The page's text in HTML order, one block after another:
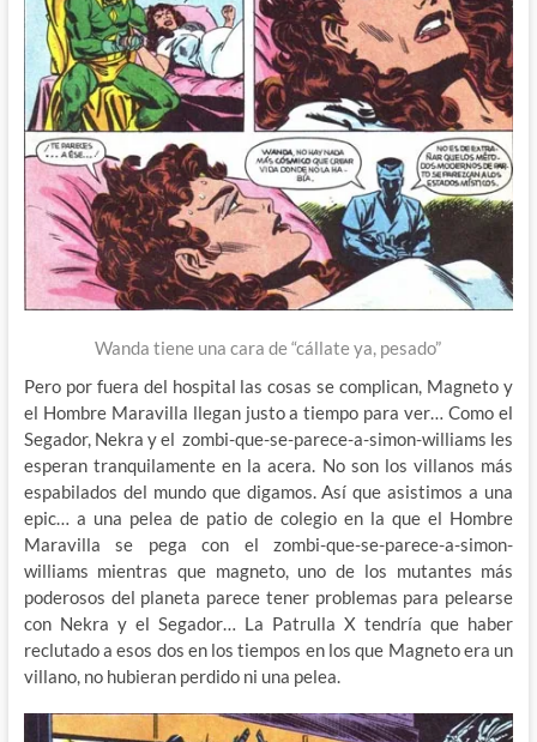
Wanda tiene una cara de “cállate ya, pesado”
Pero por fuera del hospital las cosas se complican, Magneto y
el Hombre Maravilla llegan justo a tiempo para ver… Como el
Segador, Nekra y el zombi-que-se-parece-a-simon-williams les
esperan tranquilamente en la acera. No son los villanos más
espabilados del mundo que digamos. Así que asistimos a una
epic… a una pelea de patio de colegio en la que el Hombre
Maravilla se pega con el zombi-que-se-parece-a-simon-
williams mientras que magneto, uno de los mutantes más
poderosos del planeta parece tener problemas para pelearse
con Nekra y el Segador… La Patrulla X tendría que haber
reclutado a esos dos en los tiempos en los que Magneto era un
villano, no hubieran perdido ni una pelea.